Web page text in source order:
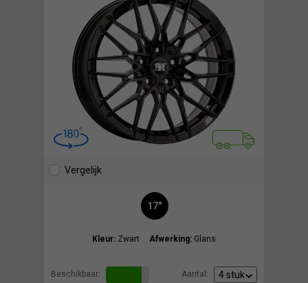
Vergelijk
17"
Kleur: Zwart Afwerking: Glans
Beschikbaar: Aantal: